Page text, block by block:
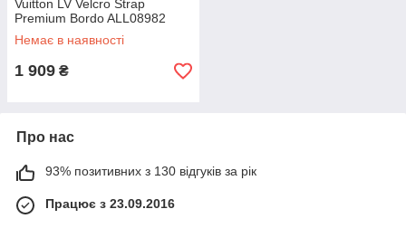
Vuitton LV Velcro Strap
Premium Bordo ALL08982
Немає в наявності
1 909 ₴
Про нас
93% позитивних з 130 відгуків за рік
Працює з 23.09.2016